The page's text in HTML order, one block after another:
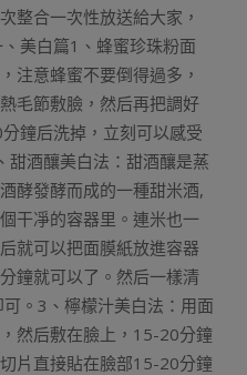
整合一次性放送給大家，
美白篇1、蜂蜜珍珠粉面
注意蜂蜜不要倒得過多，
毛節敷臉，然后再把調好
鐘后洗掉，立刻可以感受
甜酒釀美白法：甜酒釀是蒸
酵發酵而成的一種甜米酒,
干凈的容器里。連米也一
就可以把面膜紙放進容器
鐘就可以了。然后一樣清
。3、檸檬汁美白法：用面
然后敷在臉上，15-20分鐘
片直接貼在臉部15-20分鐘